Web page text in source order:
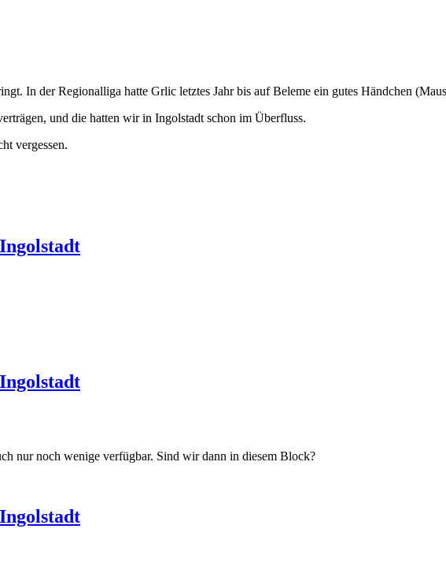
In der Regionalliga hatte Grlic letztes Jahr bis auf Beleme ein gutes Händchen
und die hatten wir in Ingolstadt schon im Überfluss.
vergessen.
nur noch wenige verfügbar. Sind wir dann in diesem Block?